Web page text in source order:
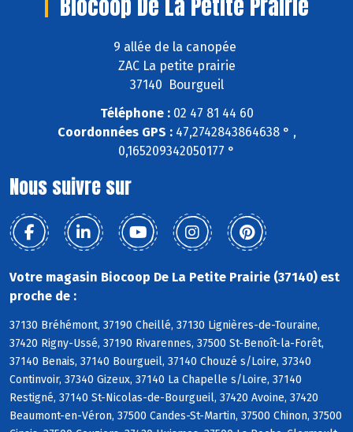
9 allée de la canopée
ZAC La petite prairie
37140 Bourgueil
Téléphone :02 47 81 44 60
Coordonnées GPS :47,2742843864638 ° ,
0,165209342050177 °
Nous suivre sur
Votre magasin Biocoop De La Petite Prairie (37140) est
proche de :
37130 Bréhémont, 37190 Cheillé, 37130 Lignières-de-Touraine,
37420 Rigny-Ussé, 37190 Rivarennes, 37500 St-Benoît-la-Forêt,
37140 Benais, 37140 Bourgueil, 37140 Chouzé s/Loire, 37340
Continvoir, 37340 Gizeux, 37140 La Chapelle s/Loire, 37140
Restigné, 37140 St-Nicolas-de-Bourgueil, 37420 Avoine, 37420
Beaumont-en-Véron, 37500 Candes-St-Martin, 37500 Chinon, 37500